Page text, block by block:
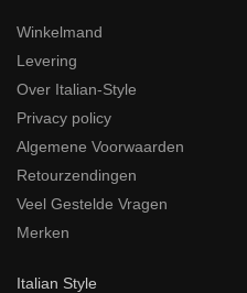
Winkelmand
Levering
Over Italian-Style
Privacy policy
Algemene Voorwaarden
Retourzendingen
Veel Gestelde Vragen
Merken
Italian Style